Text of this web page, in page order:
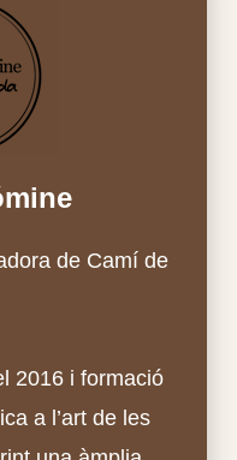
de Camí de
2016 i formació
a l’art de les